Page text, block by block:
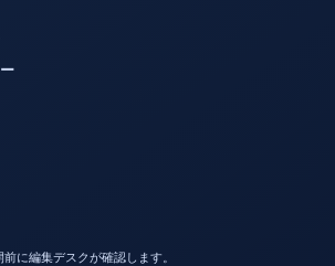
に編集デスクが確認します。